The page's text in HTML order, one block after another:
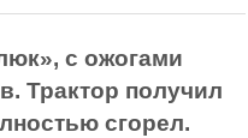
с ожогами
Трактор получил
сгорел.